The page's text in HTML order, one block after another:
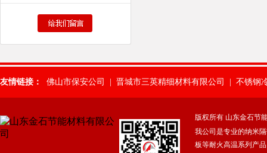
友情链接： 佛山市保安公司 晋城市三英精细材料有限公司 不锈钢
武汉市保安服务有限公司 山东除氟
东莞常平保安公司 | 东莞横沥保安公司 | 佛山保安服
版权所有 山东金石节
我公司是专业的纳米
板等耐火高温系列产